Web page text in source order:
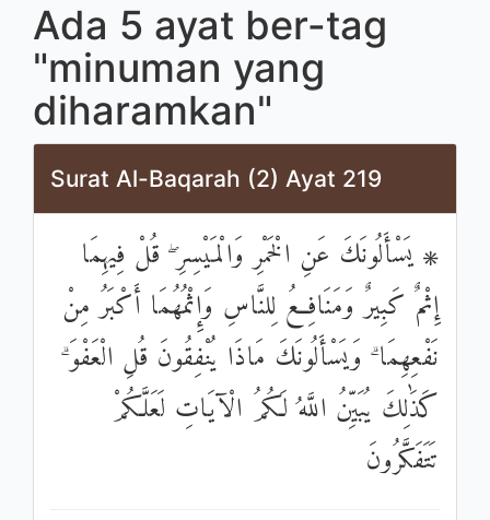
Ada 5 ayat ber-tag
"minuman yang
diharamkan"
Surat Al-Baqarah (2) Ayat 219
۞ يَسْأَلُونَكَ عَنِ الْخَمْرِ وَالْمَيْسِرِ ۖ قُلْ فِيهِمَا
إِثْمٌ كَبِيرٌ وَمَنَافِعُ لِلنَّاسِ وَإِثْمُهُمَا أَكْبَرُ مِنْ
نَفْعِهِمَا ۗ وَيَسْأَلُونَكَ مَاذَا يُنْفِقُونَ قُلِ الْعَفْوَ ۗ
كَذَٰلِكَ يُبَيِّنُ اللَّهُ لَكُمُ الْآيَاتِ لَعَلَّكُمْ
تَتَفَكَّرُونَ